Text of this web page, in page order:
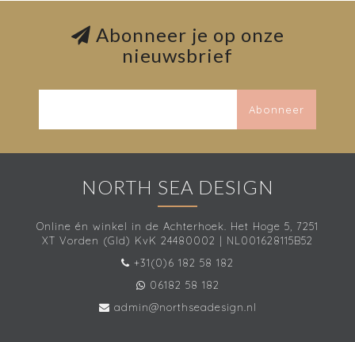
Abonneer je op onze
nieuwsbrief
Abonneer
NORTH SEA DESIGN
Online én winkel in de Achterhoek. Het Hoge 5, 7251
XT Vorden (Gld) KvK 24480002 | NL001628115B52
+31(0)6 182 58 182
06182 58 182
admin@northseadesign.nl